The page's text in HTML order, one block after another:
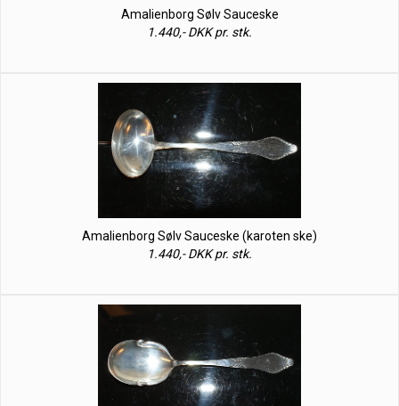
Amalienborg Sølv Sauceske
1.440,- DKK pr. stk.
Amalienborg Sølv Sauceske (karoten ske)
1.440,- DKK pr. stk.